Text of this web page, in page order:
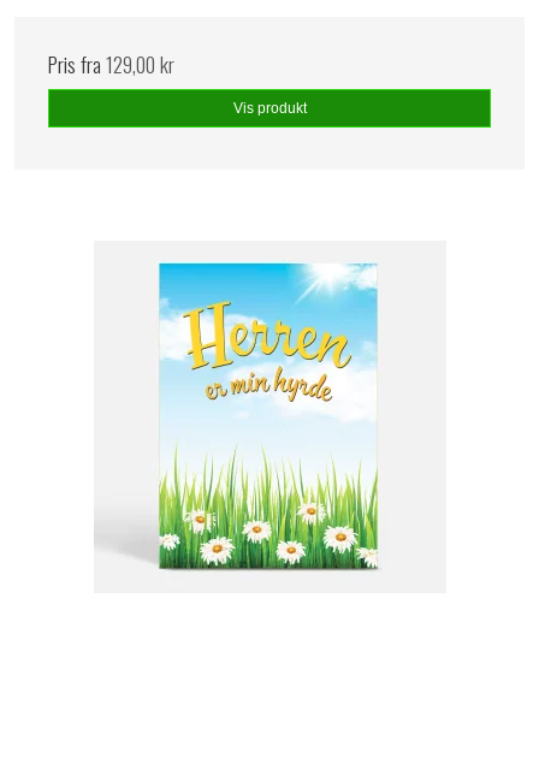
Pris fra129,00 kr
Vis produkt